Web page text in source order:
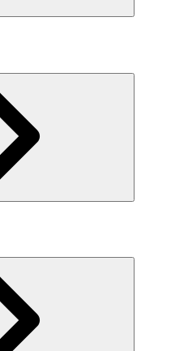
の取り組み（日本）
取り組み（米国/英語）
ストリー
用情報
ストア利用規約
シーポリシー
法に基づく表示
法に基づく表示